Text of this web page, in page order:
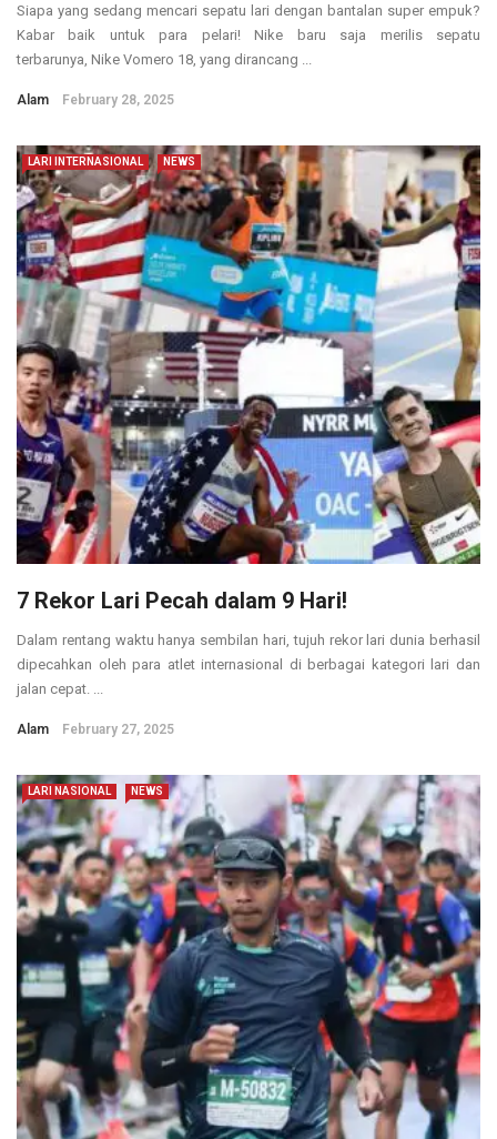
Siapa yang sedang mencari sepatu lari dengan bantalan super empuk?
Kabar baik untuk para pelari! Nike baru saja merilis sepatu
terbarunya, Nike Vomero 18, yang dirancang ...
Alam February 28, 2025
LARI INTERNASIONAL NEWS
7 Rekor Lari Pecah dalam 9 Hari!
Dalam rentang waktu hanya sembilan hari, tujuh rekor lari dunia berhasil
dipecahkan oleh para atlet internasional di berbagai kategori lari dan
jalan cepat. ...
Alam February 27, 2025
LARI NASIONAL NEWS